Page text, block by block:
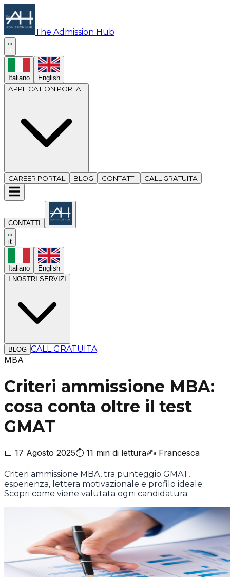
The Admission Hub
Italiano English
APPLICATION PORTAL
CAREER PORTAL BLOG CONTATTI CALL GRATUITA
CONTATTI
it
Italiano
English
I NOSTRI SERVIZI
BLOG CALL GRATUITA
MBA
Criteri ammissione MBA:
cosa conta oltre il test
GMAT
📅 17 Agosto 2025⏱️ 11 min di lettura✍️ Francesca
Criteri ammissione MBA, tra punteggio GMAT,
esperienza, lettera motivazionale e profilo ideale.
Scopri come viene valutata ogni candidatura.